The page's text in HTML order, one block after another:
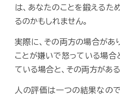
は、あなたのことを鍛えるた
るのかもしれません。
実際に、その両方の場合があ
ことが嫌いで怒っている場合
ている場合と、その両方がある
人の評価は一つの結果なの